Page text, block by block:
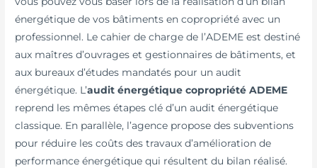
énergétique de vos bâtiments en copropriété avec un
professionnel. Le cahier de charge de l’ADEME est destiné
aux maîtres d’ouvrages et gestionnaires de bâtiments, et
aux bureaux d’études mandatés pour un audit
énergétique. L’audit énergétique copropriété ADEME
reprend les mêmes étapes clé d’un audit énergétique
classique. En parallèle, l’agence propose des subventions
pour réduire les coûts des travaux d’amélioration de
performance énergétique qui résultent du bilan réalisé.